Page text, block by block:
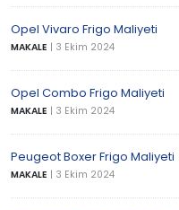
Opel Vivaro Frigo Maliyeti
MAKALE | 3 Ekim 2024
Opel Combo Frigo Maliyeti
MAKALE | 3 Ekim 2024
Peugeot Boxer Frigo Maliyeti
MAKALE | 3 Ekim 2024